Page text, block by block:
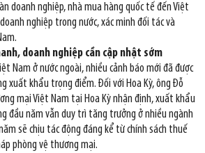
doanh nghiệp, nhà mua hàng quốc tế đến Việt
nghiệp trong nước, xác minh đối tác và
doanh nghiệp cần cập nhật sớm
Nam ở nước ngoài, nhiều cảnh báo mới đã được
xuất khẩu trọng điểm. Đối với Hoa Kỳ, ông Đỗ
mại Việt Nam tại Hoa Kỳ nhận định, xuất khẩu
đầu năm vẫn duy trì tăng trưởng ở nhiều ngành
sẽ chịu tác động đáng kể từ chính sách thuế
phòng vệ thương mại.